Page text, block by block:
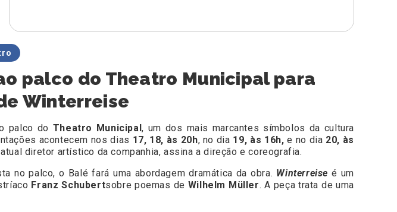
palco do Theatro Municipal para
Winterreise
palco do Theatro Municipal, um dos mais marcantes símbolos da cultura
acontecem nos dias 17, 18, às 20h, no dia 19, às 16h, e no dia 20, às
atual diretor artístico da companhia, assina a direção e coreografia.
no palco, o Balé fará uma abordagem dramática da obra. Winterreise é um
Franz Schubertsobre poemas de Wilhelm Müller. A peça trata de uma